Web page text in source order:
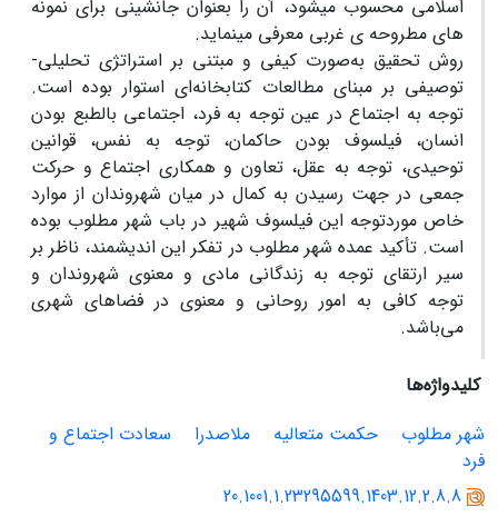
اسلامی محسوب میشود، آن را بعنوان جانشینی برای نمونه
های مطروحه ی غربی معرفی مینماید.
روش تحقیق به‌صورت کیفی و مبتنی بر استراتژی تحلیلی-
توصیفی بر مبنای مطالعات کتابخانه‌ای استوار بوده است.
توجه به اجتماع در عین توجه به فرد، اجتماعی بالطبع بودن
انسان، فیلسوف بودن حاکمان، توجه به نفس، قوانین
توحیدی، توجه به عقل، تعاون و همکاری اجتماع و حرکت
جمعی در جهت رسیدن به کمال در میان شهروندان از موارد
خاص موردتوجه این فیلسوف شهیر در باب شهر مطلوب بوده
است. تأکید عمده شهر مطلوب در تفکر این اندیشمند، ناظر بر
سیر ارتقای توجه به زندگانی مادی و معنوی شهروندان و
توجه کافی به امور روحانی و معنوی در فضاهای شهری
می‌باشد.
کلیدواژه‌ها
شهر مطلوب
حکمت متعالیه ملاصدرا
سعادت اجتماع و
فرد
20.1001.1.23295599.1403.12.2.8.8